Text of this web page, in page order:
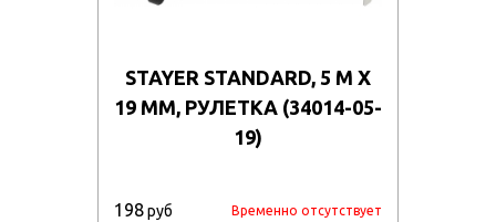
STAYER STANDARD, 5 М Х
19 ММ, РУЛЕТКА (34014-05-
19)
198руб Временно отсутствует